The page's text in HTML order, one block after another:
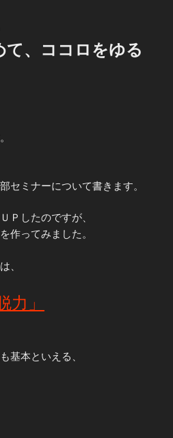
て、ココロをゆる
セミナーについて書きます。
Ｐしたのですが、
作ってみました。
、
力」
基本といえる、